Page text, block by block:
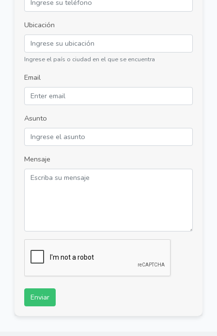
Ubicación
Ingrese el país o ciudad en el que se encuentra
Email
Asunto
Mensaje
Enviar